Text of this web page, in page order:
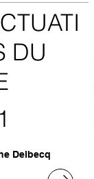
DU
Delbecq